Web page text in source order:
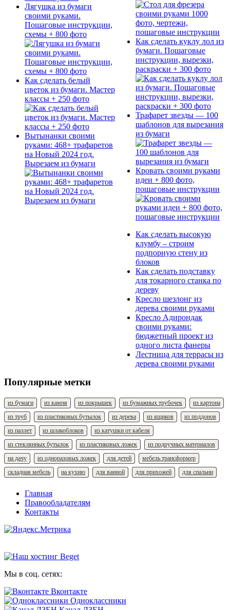
Лягушка из бумаги
своими руками.
Пошаговые инструкции,
схемы + 800 фото
Как сделать белый
цветок из бумаги. Мастер
классы + 250 фото
Вытынанки своими
руками: 468+ трафаретов
на Новый 2024 год.
Вырезаем из бумаги
Как сделать куклу лол из
бумаги. Пошаговые
инструкции, вырезки,
раскраски + 300 фото
Трафарет звезды — 100
шаблонов для вырезания
из бумаги
Кровать своими руками
идеи + 800 фото,
пошаговые инструкции
Как сделать высокую
клумбу – строим
подпорную стену из
блоков
Как сделать подставку
для токарного станка по
дереву
Кресло шезлонг из
дерева своими руками
Кресло Адирондак
своими руками:
бюджетный проект из
одного листа фанеры
Лестница для террасы из
дерева своими руками
Популярные метки
из бумаги из камня из покрышек из бумажных трубочек
из картона
из труб
из пластиковых бутылок из дерева из ящиков
из поддонов
из паллет
из шлакоблоков
из катушки от кабеля
из стеклянных бутылок
из пластиковых ложек
из подручных материалов
на дачу
из одноразовых ложек для детей
мебель трансформер
складная мебель
на кухню для ванной для прихожей для спальни
Главная
Правообладателям
Контакты
Мы в соц. сетях:
Вконтакте
Одноклассники